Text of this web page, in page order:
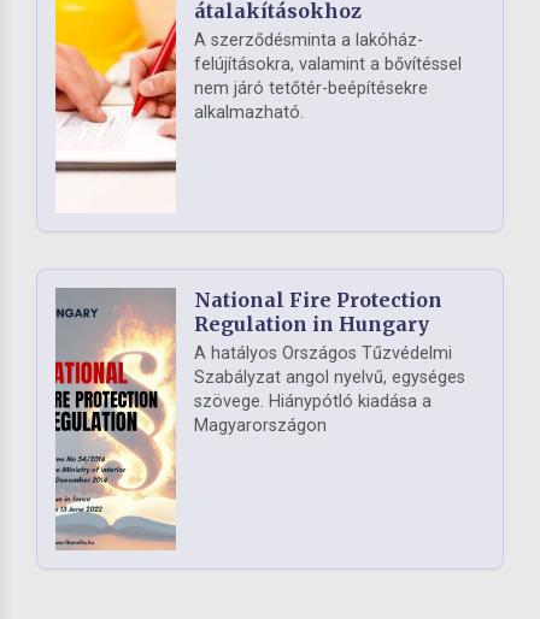
átalakításokhoz
A szerződésminta a lakóház-
felújításokra, valamint a bővítéssel
nem járó tetőtér-beépítésekre
alkalmazható.
National Fire Protection
Regulation in Hungary
A hatályos Országos Tűzvédelmi
Szabályzat angol nyelvű, egységes
szövege. Hiánypótló kiadása a
Magyarországon